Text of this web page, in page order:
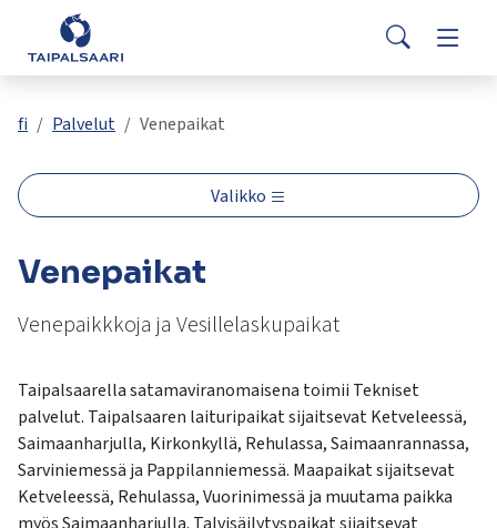
Siirry pääsisältöön
Palaute
Yhteystiedot
Search
Valitse
oleva
ylös-
ja
Siirry
valittuun
hakutulokseen
Kosketuslaitteiden
käyttäjät
voivat
käyttää
kosketus-
Asuminen ja rakentaminen
Opetus ja kasvatus
Hyvinvointi ja terveys
Kulttuuri ja vapaa-aika
Kunta ja päätöksenteko
Työ ja yrittäminen
fi Palvelut Venepaikat
Valikko
Venepaikat
Venepaikkkoja ja Vesillelaskupaikat
Taipalsaarella satamaviranomaisena toimii Tekniset
palvelut. Taipalsaaren laituripaikat sijaitsevat Ketveleessä,
Saimaanharjulla, Kirkonkyllä, Rehulassa, Saimaanrannassa,
Sarviniemessä ja Pappilanniemessä. Maapaikat sijaitsevat
Ketveleessä, Rehulassa, Vuorinimessä ja muutama paikka